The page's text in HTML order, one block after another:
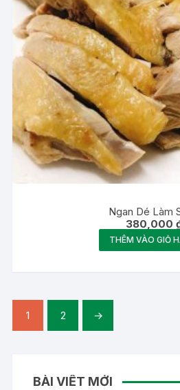
Ngan Dé Làm
380,000
THÊM VÀO GIỎ
1 2 →
BÀI VIẾT MỚI